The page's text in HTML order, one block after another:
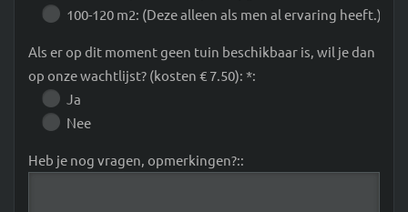
100-120 m2: (Deze alleen als men al ervaring heeft.)
Als er op dit moment geen tuin beschikbaar is, wil je dan
op onze wachtlijst? (kosten € 7.50): *:
Ja
Nee
Heb je nog vragen, opmerkingen?::